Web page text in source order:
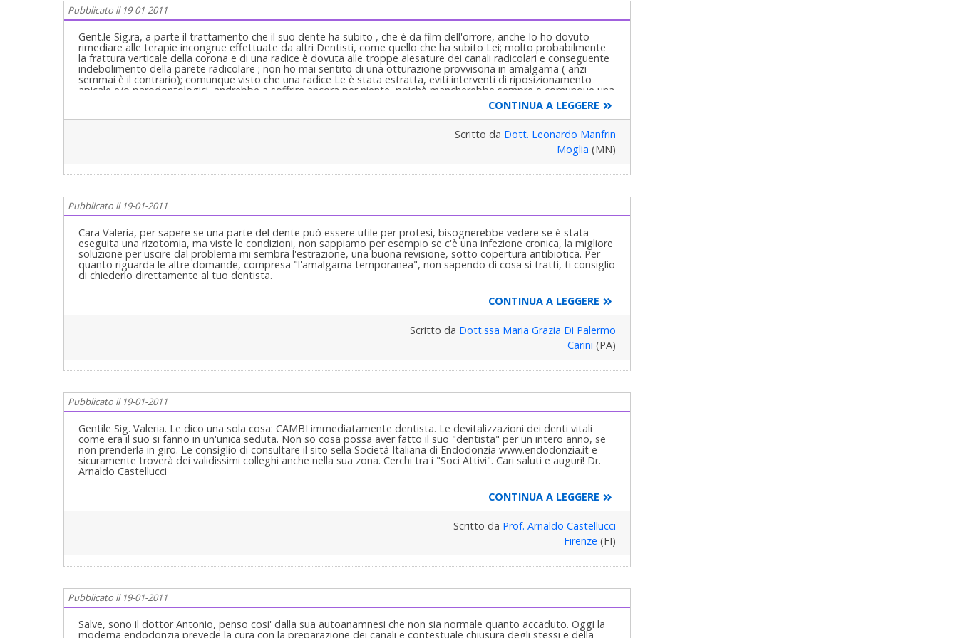
Pubblicato il 19-01-2011
Gent.le Sig.ra, a parte il trattamento che il suo dente ha subito , che è da film dell'orrore, anche Io ho dovuto
rimediare alle terapie incongrue effettuate da altri Dentisti, come quello che ha subito Lei; molto probabilmente
la frattura verticale della corona e di una radice è dovuta alle troppe alesature dei canali radicolari e conseguente
indebolimento della parete radicolare ; non ho mai sentito di una otturazione provvisoria in amalgama ( anzi
semmai è il contrario); comunque visto che una radice Le è stata estratta, eviti interventi di riposizionamento
apicale e/o parodontologici, andrebbe a soffrire ancora per niente, poichè mancherebbe sempre e comunque una
radice ( strumento portante in un molare) si faccia estrarre senza timore la restante radice ; faccia effettuare una
buona sutura eventualmente dopo avere riempito l'alveolo con osso sintetico in granuli, applichi un mantenitore
di spazio e dopo 7-9 mesi si faccia inserire un impianto in titanio , eventualmente del diametro di 5-7 mm e poi
una corona sostitutiva del suo dente ( in genere se l'impianto è fatto a regola d'arte , dura a vita ; E CONTROLLI
SE IL SUO PRECEDENTE DENTISTA E' ISCRITTO ALL'ALBO DEI MEDICI CHIRURGHI ODONTOIATRI.Cordiali
CONTINUA A LEGGERE
Scritto da Dott. Leonardo Manfrin
Moglia (MN)
Pubblicato il 19-01-2011
Cara Valeria, per sapere se una parte del dente può essere utile per protesi, bisognerebbe vedere se è stata
eseguita una rizotomia, ma viste le condizioni, non sappiamo per esempio se c'è una infezione cronica, la migliore
soluzione per uscire dal problema mi sembra l'estrazione, una buona revisione, sotto copertura antibiotica. Per
quanto riguarda le altre domande, compresa "l'amalgama temporanea", non sapendo di cosa si tratti, ti consiglio
di chiederlo direttamente al tuo dentista.
CONTINUA A LEGGERE
Scritto da Dott.ssa Maria Grazia Di Palermo
Carini (PA)
Pubblicato il 19-01-2011
Gentile Sig. Valeria. Le dico una sola cosa: CAMBI immediatamente dentista. Le devitalizzazioni dei denti vitali
come era il suo si fanno in un'unica seduta. Non so cosa possa aver fatto il suo "dentista" per un intero anno, se
non prenderla in giro. Le consiglio di consultare il sito sella Società Italiana di Endodonzia www.endodonzia.it e
sicuramente troverà dei validissimi colleghi anche nella sua zona. Cerchi tra i "Soci Attivi". Cari saluti e auguri! Dr.
Arnaldo Castellucci
CONTINUA A LEGGERE
Scritto da Prof. Arnaldo Castellucci
Firenze (FI)
Pubblicato il 19-01-2011
Salve, sono il dottor Antonio, penso cosi' dalla sua autoanamnesi che non sia normale quanto accaduto. Oggi la
moderna endodonzia prevede la cura con la preparazione dei canali e contestuale chiusura degli stessi e della